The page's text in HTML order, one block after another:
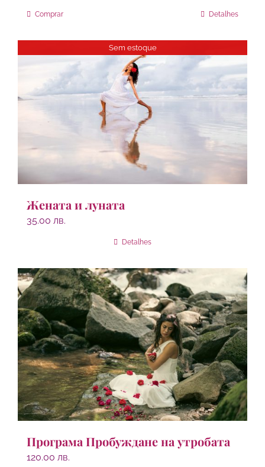
Comprar Detalhes
Sem estoque
Жената и луната
35.00 лв.
Detalhes
Програма Пробуждане на утробата
120.00 лв.